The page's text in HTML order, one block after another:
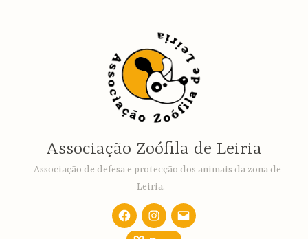
Associação Zoófila de Leiria
Associação de defesa e protecção dos animais da zona de
Leiria.
FacebookInstagram
email